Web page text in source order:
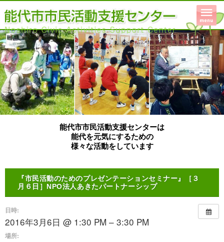
能代市市民活動支援センターは
能代を元気にするための
様々な活動をしています
『市民活動のためのプレゼンテーションセミナー』［３
月６日］NPO法人あきたパートナーシップ
日時:
2016年3月6日 @ 1:30 PM – 3:30 PM
場所: